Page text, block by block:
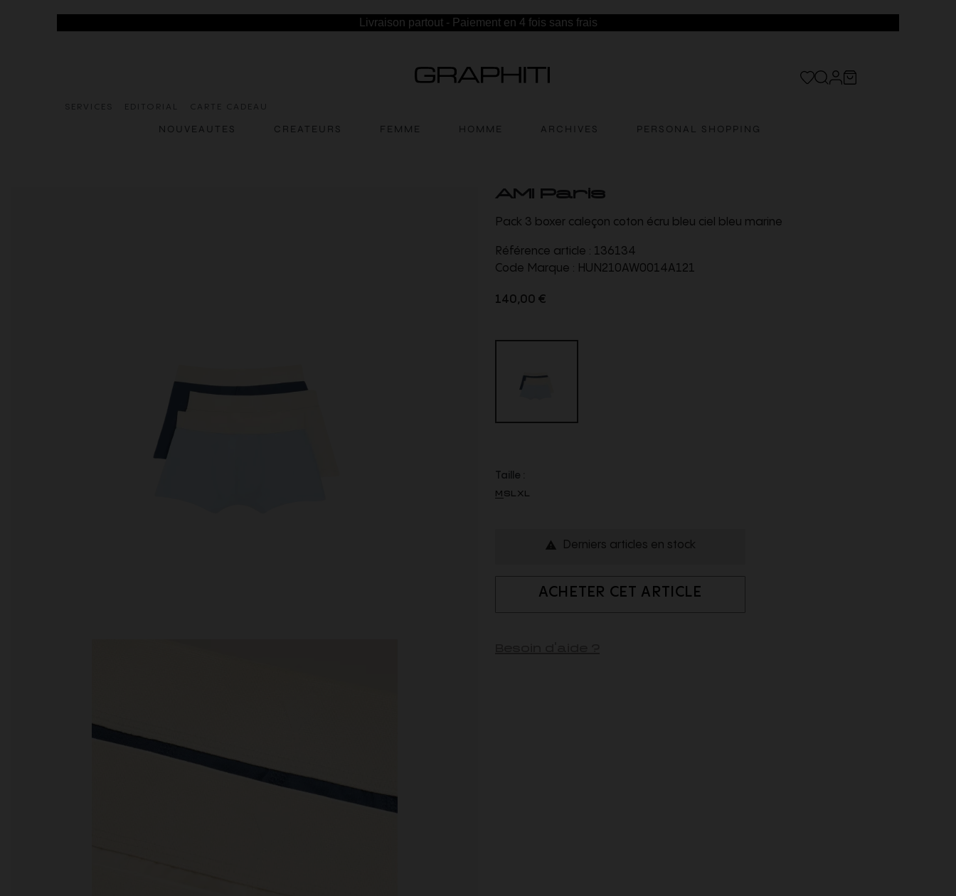
Livraison partout - Paiement en 4 fois sans frais
SERVICES EDITORIAL CARTE CADEAU
NOUVEAUTES CREATEURS FEMME HOMME ARCHIVES PERSONAL SHOPPING
AMI Paris
Pack 3 boxer caleçon coton écru bleu ciel bleu marine
Référence article : 136134
Code Marque : HUN210AW0014A121
140,00 €
Taille :
MSL XL
 Derniers articles en stock
ACHETER CET ARTICLE